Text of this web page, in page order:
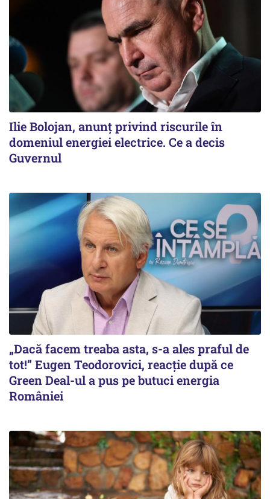
Ilie Bolojan, anunț privind riscurile în
domeniul energiei electrice. Ce a decis
Guvernul
„Dacă facem treaba asta, s-a ales praful de
tot!” Eugen Teodorovici, reacție după ce
Green Deal-ul a pus pe butuci energia
României